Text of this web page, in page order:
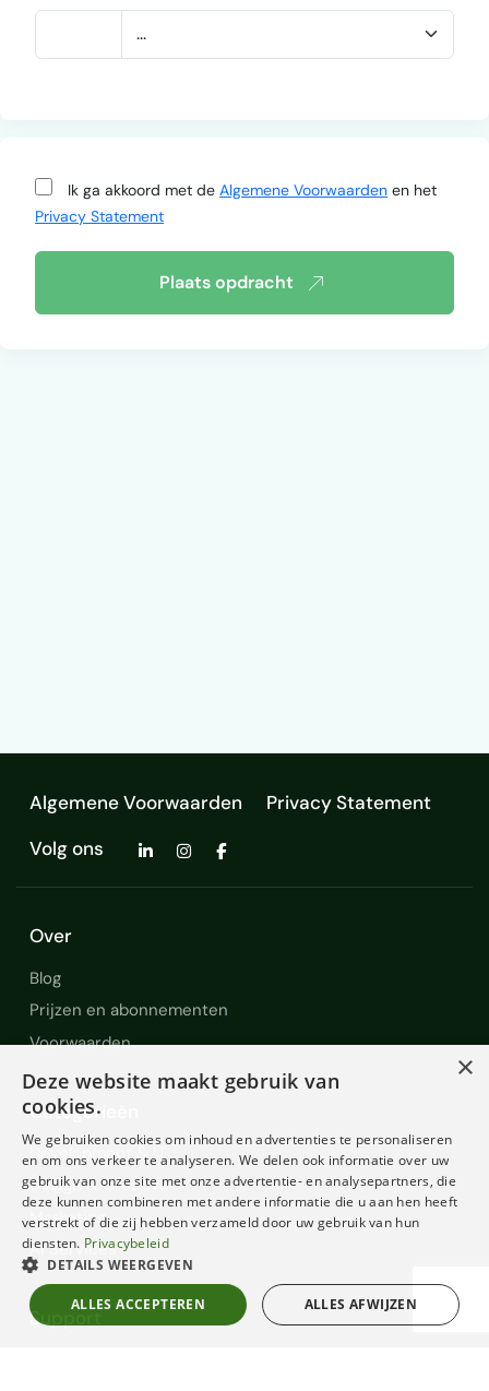
Ik ga akkoord met deAlgemene Voorwaarden en het
Privacy Statement
Plaats opdracht
Algemene Voorwaarden
Privacy Statement
Volg ons
Over
Blog
Prijzen en abonnementen
Voorwaarden
Categorieën
Development & IT
Design & Creative
Marketing
AI Services
Support
×
Deze website maakt gebruik van
cookies.
We gebruiken cookies om inhoud en advertenties te personaliseren
en om ons verkeer te analyseren. We delen ook informatie over uw
gebruik van onze site met onze advertentie- en analysepartners, die
deze kunnen combineren met andere informatie die u aan hen heeft
verstrekt of die zij hebben verzameld door uw gebruik van hun
diensten. Privacybeleid
DETAILS WEERGEVEN
ALLES ACCEPTEREN ALLES AFWIJZEN